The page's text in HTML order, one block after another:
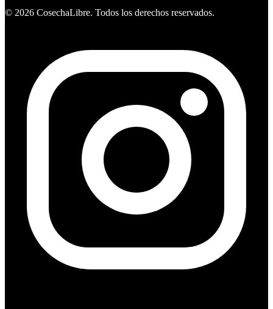
© 2026 CosechaLibre. Todos los derechos reservados.